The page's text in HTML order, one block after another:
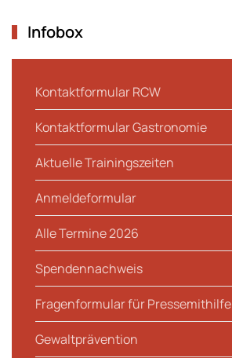
Infobox
Kontaktformular RCW
Kontaktformular Gastronomie
Aktuelle Trainingszeiten
Anmeldeformular
Alle Termine 2026
Spendennachweis
Fragenformular für Pressemithilfe
Gewaltprävention